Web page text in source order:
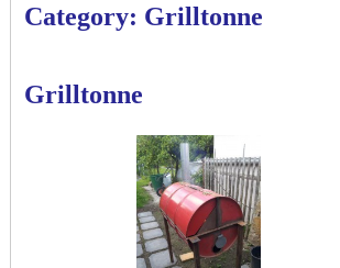
Category: Grilltonne
Grilltonne